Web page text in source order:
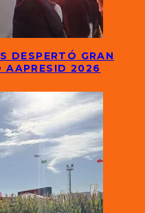
DESPERTÓ GRAN
AAPRESID 2026